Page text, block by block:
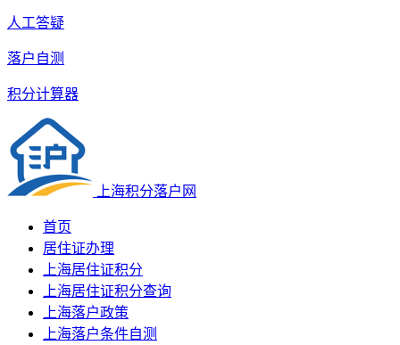
人工答疑
落户自测
积分计算器
上海积分落户网
首页
居住证办理
上海居住证积分
上海居住证积分查询
上海落户政策
上海落户条件自测